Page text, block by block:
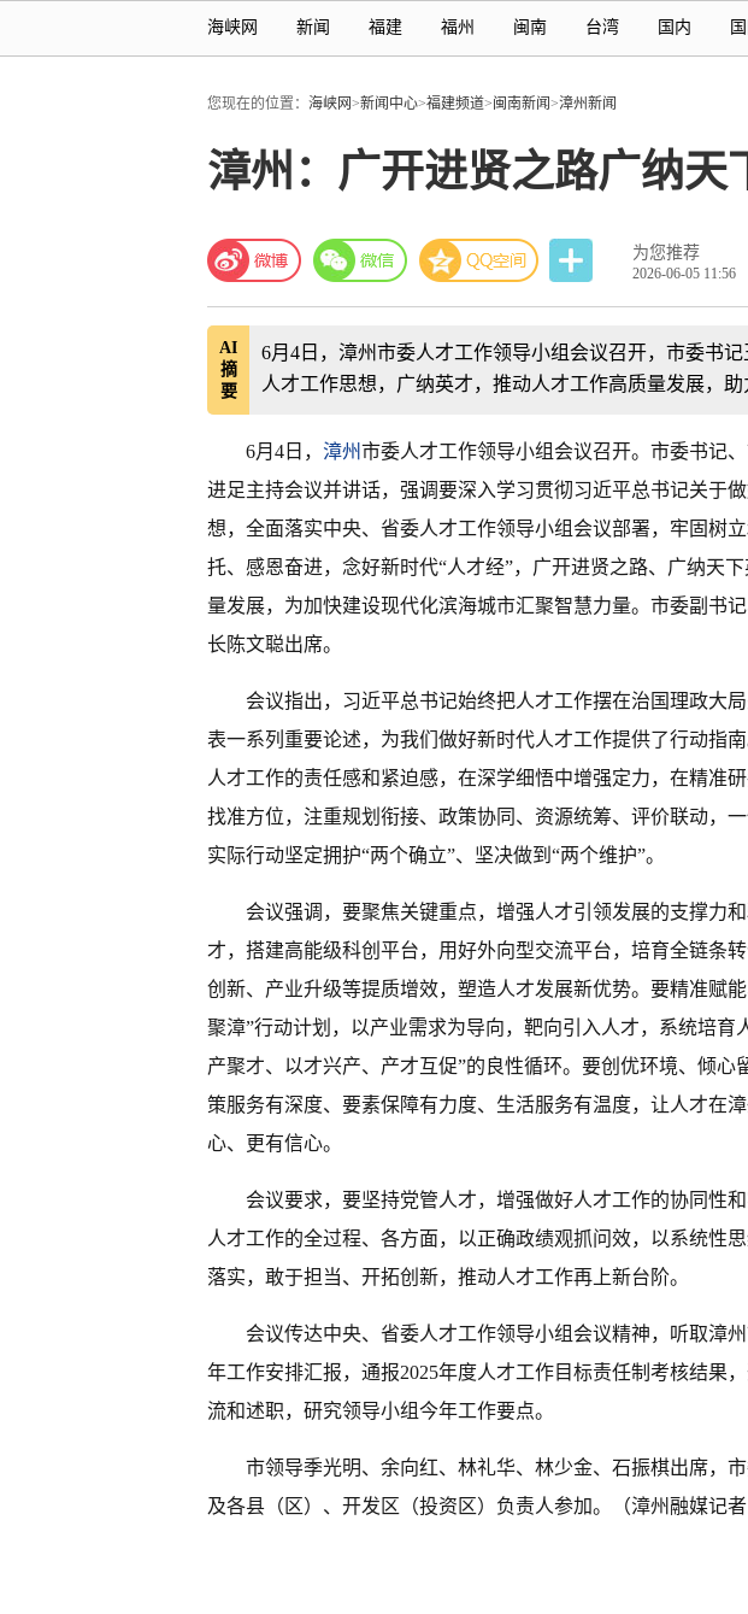
海峡网 新闻 福建 福州 闽南 台湾 国内
您现在的位置： 海峡网>新闻中心>福建频道>闽南新闻>漳州新闻
漳州：广开进贤之路广纳
为您推荐
2026-06-05 11:56
AI
摘
要
6月4日，漳州市委人才工作领导小组会议召开，市委书
人才工作思想，广纳英才，推动人才工作高质量发展，助
6月4日， 漳州市委人才工作领导小组会议召开。市委书记
进足主持会议并讲话，强调要深入学习贯彻习近平总书记关于
想，全面落实中央、省委人才工作领导小组会议部署，牢固树
托、感恩奋进，念好新时代“人才经”，广开进贤之路、广纳天
量发展，为加快建设现代化滨海城市汇聚智慧力量。市委副书
长陈文聪出席。
会议指出，习近平总书记始终把人才工作摆在治国理政大
表一系列重要论述，为我们做好新时代人才工作提供了行动指
人才工作的责任感和紧迫感，在深学细悟中增强定力，在精准
找准方位，注重规划衔接、政策协同、资源统筹、评价联动，
实际行动坚定拥护“两个确立”、坚决做到“两个维护”。
会议强调，要聚焦关键重点，增强人才引领发展的支撑力
才，搭建高能级科创平台，用好外向型交流平台，培育全链条
创新、产业升级等提质增效，塑造人才发展新优势。要精准赋
聚漳”行动计划，以产业需求为导向，靶向引入人才，系统培育
产聚才、以才兴产、产才互促”的良性循环。要创优环境、倾心
策服务有深度、要素保障有力度、生活服务有温度，让人才在
心、更有信心。
会议要求，要坚持党管人才，增强做好人才工作的协同性
人才工作的全过程、各方面，以正确政绩观抓问效，以系统性
落实，敢于担当、开拓创新，推动人才工作再上新台阶。
会议传达中央、省委人才工作领导小组会议精神，听取漳
年工作安排汇报，通报2025年度人才工作目标责任制考核结果
流和述职，研究领导小组今年工作要点。
市领导季光明、余向红、林礼华、林少金、石振棋出席，
及各县（区）、开发区（投资区）负责人参加。（漳州融媒记者